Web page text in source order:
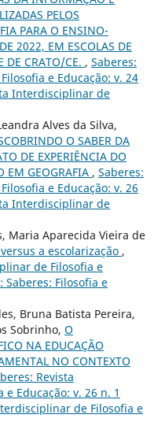
PELOS
PARA O ENSINO-
2022, EM ESCOLAS DE
DE CRATO/CE. , Saberes:
e Educação: v. 24
Interdisciplinar de
Alves da Silva,
O SABER DA
DE EXPERIÊNCIA DO
EM GEOGRAFIA , Saberes:
e Educação: v. 26
Interdisciplinar de
Maria Aparecida Vieira de
a escolarização ,
de Filosofia e
Saberes: Filosofia e
Bruna Batista Pereira,
Sobrinho, O
NA EDUCAÇÃO
NO CONTEXTO
Revista
Educação: v. 26 n. 1
de Filosofia e